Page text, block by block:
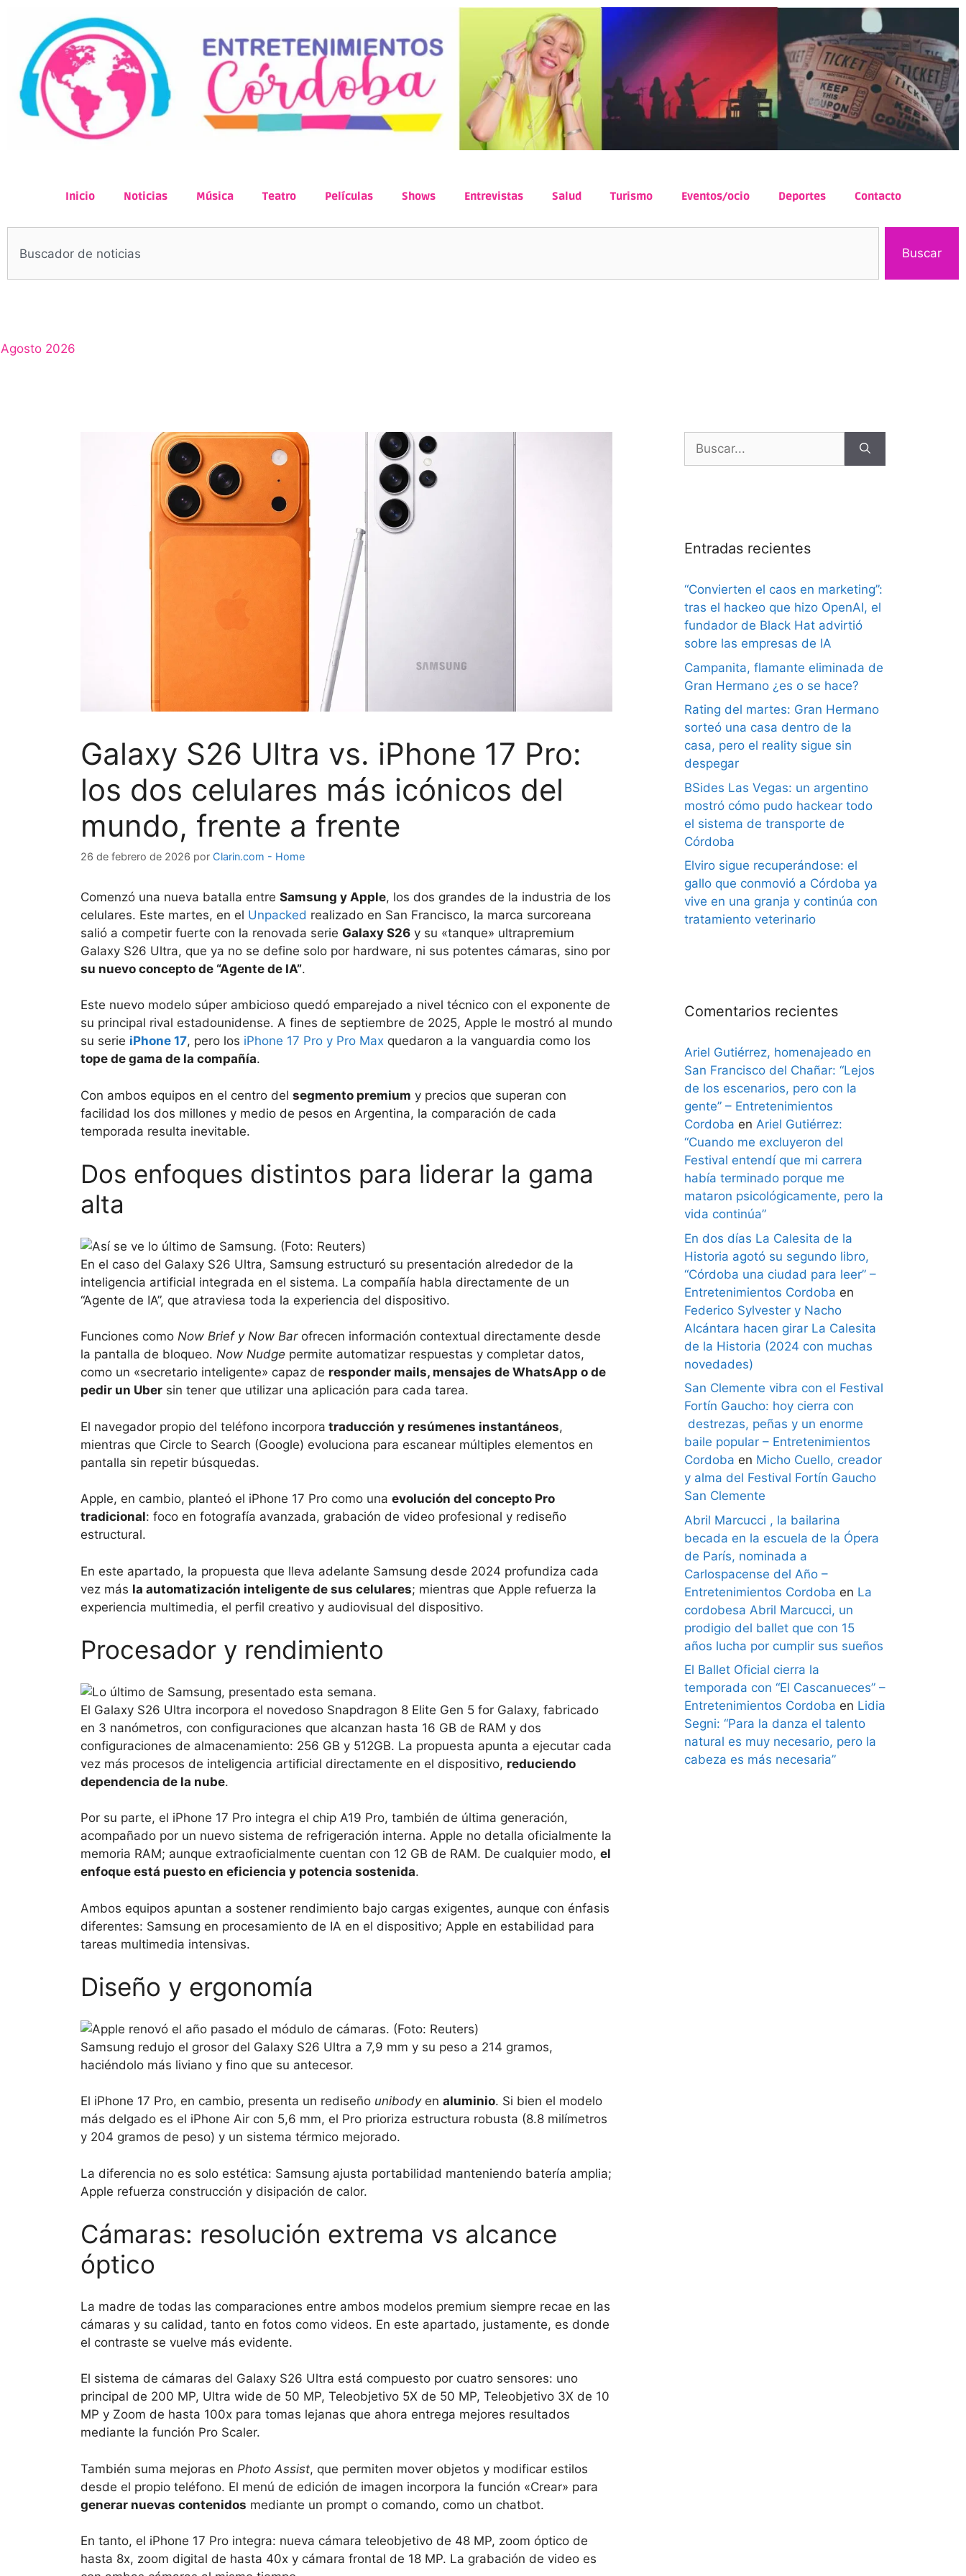
Inicio Noticias Música Teatro Películas Shows Entrevistas Salud Turismo Eventos/ocio Deportes Contacto
Buscar
Agosto 2026
Galaxy S26 Ultra vs. iPhone 17 Pro:
los dos celulares más icónicos del
mundo, frente a frente
26 de febrero de 2026 por Clarin.com - Home
Comenzó una nueva batalla entre Samsung y Apple, los dos grandes de la industria de los
celulares. Este martes, en el Unpacked realizado en San Francisco, la marca surcoreana
salió a competir fuerte con la renovada serie Galaxy S26 y su «tanque» ultrapremium
Galaxy S26 Ultra, que ya no se define solo por hardware, ni sus potentes cámaras, sino por
su nuevo concepto de “Agente de IA”.
Este nuevo modelo súper ambicioso quedó emparejado a nivel técnico con el exponente de
su principal rival estadounidense. A fines de septiembre de 2025, Apple le mostró al mundo
su serie iPhone 17, pero los iPhone 17 Pro y Pro Max quedaron a la vanguardia como los
tope de gama de la compañía.
Con ambos equipos en el centro del segmento premium y precios que superan con
facilidad los dos millones y medio de pesos en Argentina, la comparación de cada
temporada resulta inevitable.
Dos enfoques distintos para liderar la gama
alta
En el caso del Galaxy S26 Ultra, Samsung estructuró su presentación alrededor de la
inteligencia artificial integrada en el sistema. La compañía habla directamente de un
“Agente de IA”, que atraviesa toda la experiencia del dispositivo.
Funciones como Now Brief y Now Bar ofrecen información contextual directamente desde
la pantalla de bloqueo. Now Nudge permite automatizar respuestas y completar datos,
como un «secretario inteligente» capaz de responder mails, mensajes de WhatsApp o de
pedir un Uber sin tener que utilizar una aplicación para cada tarea.
El navegador propio del teléfono incorpora traducción y resúmenes instantáneos,
mientras que Circle to Search (Google) evoluciona para escanear múltiples elementos en
pantalla sin repetir búsquedas.
Apple, en cambio, planteó el iPhone 17 Pro como una evolución del concepto Pro
tradicional: foco en fotografía avanzada, grabación de video profesional y rediseño
estructural.
En este apartado, la propuesta que lleva adelante Samsung desde 2024 profundiza cada
vez más la automatización inteligente de sus celulares; mientras que Apple refuerza la
experiencia multimedia, el perfil creativo y audiovisual del dispositivo.
Procesador y rendimiento
El Galaxy S26 Ultra incorpora el novedoso Snapdragon 8 Elite Gen 5 for Galaxy, fabricado
en 3 nanómetros, con configuraciones que alcanzan hasta 16 GB de RAM y dos
configuraciones de almacenamiento: 256 GB y 512GB. La propuesta apunta a ejecutar cada
vez más procesos de inteligencia artificial directamente en el dispositivo, reduciendo
dependencia de la nube.
Por su parte, el iPhone 17 Pro integra el chip A19 Pro, también de última generación,
acompañado por un nuevo sistema de refrigeración interna. Apple no detalla oficialmente la
memoria RAM; aunque extraoficialmente cuentan con 12 GB de RAM. De cualquier modo, el
enfoque está puesto en eficiencia y potencia sostenida.
Ambos equipos apuntan a sostener rendimiento bajo cargas exigentes, aunque con énfasis
diferentes: Samsung en procesamiento de IA en el dispositivo; Apple en estabilidad para
tareas multimedia intensivas.
Diseño y ergonomía
Samsung redujo el grosor del Galaxy S26 Ultra a 7,9 mm y su peso a 214 gramos,
haciéndolo más liviano y fino que su antecesor.
El iPhone 17 Pro, en cambio, presenta un rediseño unibody en aluminio. Si bien el modelo
más delgado es el iPhone Air con 5,6 mm, el Pro prioriza estructura robusta (8.8 milímetros
y 204 gramos de peso) y un sistema térmico mejorado.
La diferencia no es solo estética: Samsung ajusta portabilidad manteniendo batería amplia;
Apple refuerza construcción y disipación de calor.
Cámaras: resolución extrema vs alcance
óptico
La madre de todas las comparaciones entre ambos modelos premium siempre recae en las
cámaras y su calidad, tanto en fotos como videos. En este apartado, justamente, es donde
el contraste se vuelve más evidente.
El sistema de cámaras del Galaxy S26 Ultra está compuesto por cuatro sensores: uno
principal de 200 MP, Ultra wide de 50 MP, Teleobjetivo 5X de 50 MP, Teleobjetivo 3X de 10
MP y Zoom de hasta 100x para tomas lejanas que ahora entrega mejores resultados
mediante la función Pro Scaler.
También suma mejoras en Photo Assist, que permiten mover objetos y modificar estilos
desde el propio teléfono. El menú de edición de imagen incorpora la función «Crear» para
generar nuevas contenidos mediante un prompt o comando, como un chatbot.
En tanto, el iPhone 17 Pro integra: nueva cámara teleobjetivo de 48 MP, zoom óptico de
hasta 8x, zoom digital de hasta 40x y cámara frontal de 18 MP. La grabación de video es
Entradas recientes
“Convierten el caos en marketing”:
tras el hackeo que hizo OpenAI, el
fundador de Black Hat advirtió
sobre las empresas de IA
Campanita, flamante eliminada de
Gran Hermano ¿es o se hace?
Rating del martes: Gran Hermano
sorteó una casa dentro de la
casa, pero el reality sigue sin
despegar
BSides Las Vegas: un argentino
mostró cómo pudo hackear todo
el sistema de transporte de
Córdoba
Elviro sigue recuperándose: el
gallo que conmovió a Córdoba ya
vive en una granja y continúa con
tratamiento veterinario
Comentarios recientes
Ariel Gutiérrez, homenajeado en
San Francisco del Chañar: “Lejos
de los escenarios, pero con la
gente” – Entretenimientos
Cordoba en Ariel Gutiérrez:
“Cuando me excluyeron del
Festival entendí que mi carrera
había terminado porque me
mataron psicológicamente, pero la
vida continúa”
En dos días La Calesita de la
Historia agotó su segundo libro,
“Córdoba una ciudad para leer” –
Entretenimientos Cordoba en
Federico Sylvester y Nacho
Alcántara hacen girar La Calesita
de la Historia (2024 con muchas
novedades)
San Clemente vibra con el Festival
Fortín Gaucho: hoy cierra con
destrezas, peñas y un enorme
baile popular – Entretenimientos
Cordoba en Micho Cuello, creador
y alma del Festival Fortín Gaucho
San Clemente
Abril Marcucci , la bailarina
becada en la escuela de la Ópera
de París, nominada a
Carlospacense del Año –
Entretenimientos Cordoba en La
cordobesa Abril Marcucci, un
prodigio del ballet que con 15
años lucha por cumplir sus sueños
El Ballet Oficial cierra la
temporada con “El Cascanueces” –
Entretenimientos Cordoba en Lidia
Segni: “Para la danza el talento
natural es muy necesario, pero la
cabeza es más necesaria”